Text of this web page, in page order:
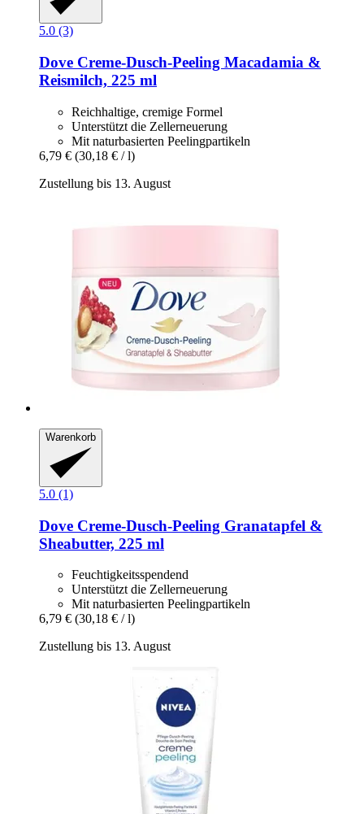
5.0 (3)
Dove Creme-​Dusch-​Peeling Macadamia &
Reismilch, 225 ml
Reichhaltige, cremige Formel
Unterstützt die Zellerneuerung
Mit naturbasierten Peelingpartikeln
6,79 € (30,18 € / l)
Zustellung bis 13. August
Warenkorb
5.0 (1)
Dove Creme-​Dusch-​Peeling Granatapfel &
Sheabutter, 225 ml
Feuchtigkeitsspendend
Unterstützt die Zellerneuerung
Mit naturbasierten Peelingpartikeln
6,79 € (30,18 € / l)
Zustellung bis 13. August